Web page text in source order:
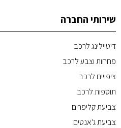
שירותי החברה
דיטיילינג לרכב
פחחות וצבע לרכב
ציפויים לרכב
תוספות לרכב
צביעת קליפרים
צביעת ג'אנטים